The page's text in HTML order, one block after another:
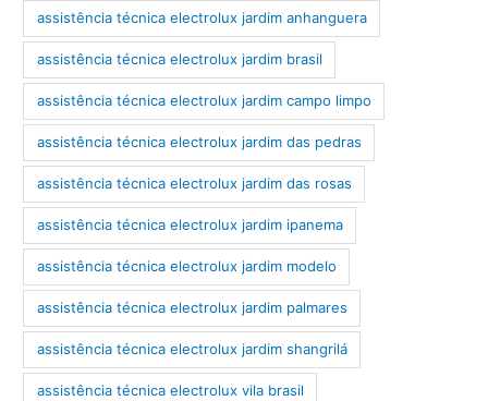
assistência técnica electrolux jardim anhanguera
assistência técnica electrolux jardim brasil
assistência técnica electrolux jardim campo limpo
assistência técnica electrolux jardim das pedras
assistência técnica electrolux jardim das rosas
assistência técnica electrolux jardim ipanema
assistência técnica electrolux jardim modelo
assistência técnica electrolux jardim palmares
assistência técnica electrolux jardim shangrilá
assistência técnica electrolux vila brasil